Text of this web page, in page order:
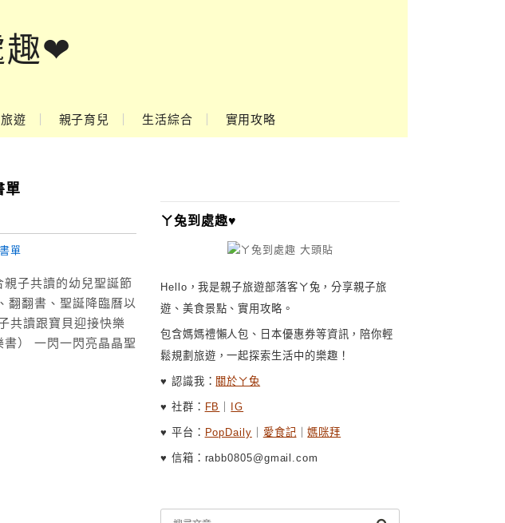
趣❤
遊 親子育兒 生活綜合 實用攻略
單
子共讀的幼兒聖誕節
翻翻書、聖誕降臨曆以
共讀跟寶貝迎接快樂
） 一閃一閃亮晶晶聖
ㄚ兔到處趣♥
Hello，我是親子旅遊部落客ㄚ兔，分享親子旅
遊、美食景點、實用攻略。
包含媽媽禮懶人包、日本優惠券等資訊，陪你輕
鬆規劃旅遊，一起探索生活中的樂趣！
♥ 認識我： 關於ㄚ兔
♥ 社群： FB IG
♥ 平台： PopDaily 愛食記 ｜媽咪拜
♥ 信箱：rabb0805@gmail.com